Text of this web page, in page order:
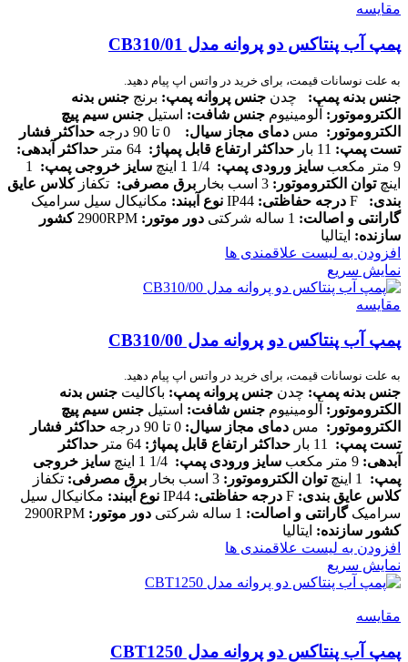
مقایسه
پمپ آب پنتاکس دو پروانه مدل CB310/01
به علت نوسانات قیمت، برای خرید در واتس اپ پیام دهید.
جنس بدنه پمپ: چدن جنس پروانه پمپ: برنج جنس بدنه
الکتروموتور : آلومینیوم جنس شافت: استیل جنس سیم پیچ
الکتروموتور : مس دمای مجاز سیال:
حداکثر فشار
تست پمپ: حداکثر ارتفاع قابل پمپاژ : حداکثر آبدهی:
9 متر مکعب
سایز ورودی پمپ: سایز خروجی پمپ:
1
اینچتوان الکتروموتور : برق مصرفی: تکفازکلاس عایق
بندی: درجه حفاظتی: نوع آببند: مکانیکال سیل سرامیک
گارانتی و اصالت: دور موتور :
کشور
سازنده: ایتالیا
افزودن به لیست علاقمندی ها
نمایش سریع
مقایسه
پمپ آب پنتاکس دو پروانه مدل CB310/00
به علت نوسانات قیمت، برای خرید در واتس اپ پیام دهید.
جنس بدنه پمپ: چدن جنس پروانه پمپ: باکالیت جنس بدنه
الکتروموتور : آلومینیوم جنس شافت: استیل جنس سیم پیچ
الکتروموتور : مس دمای مجاز سیال:
حداکثر فشار
تست پمپ: حداکثر ارتفاع قابل پمپاژ :
حداکثر
آبدهی: سایز ورودی پمپ:
سایز خروجی
پمپ: 1 اینچ توان الکتروموتور : برق مصرفی: تکفاز
کلاس عایق بندی: درجه حفاظتی: نوع آببند: مکانیکال سیل
سرامیکگارانتی و اصالت: دور موتور :
کشور سازنده: ایتالیا
افزودن به لیست علاقمندی ها
نمایش سریع
مقایسه
پمپ آب پنتاکس دو پروانه مدل CBT1250